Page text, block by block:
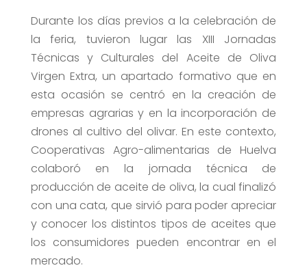
Durante los días previos a la celebración de
la feria, tuvieron lugar las XIII Jornadas
Técnicas y Culturales del Aceite de Oliva
Virgen Extra, un apartado formativo que en
esta ocasión se centró en la creación de
empresas agrarias y en la incorporación de
drones al cultivo del olivar. En este contexto,
Cooperativas Agro-alimentarias de Huelva
colaboró en la jornada técnica de
producción de aceite de oliva, la cual finalizó
con una cata, que sirvió para poder apreciar
y conocer los distintos tipos de aceites que
los consumidores pueden encontrar en el
mercado.